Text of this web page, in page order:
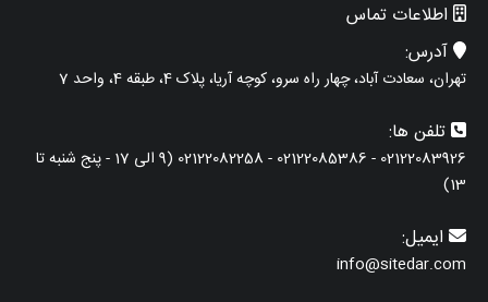
اطلاعات تماس
آدرس:
تهران، سعادت آباد، چهار راه سرو، کوچه آریا، پلاک 4، طبقه 4، واحد 7
تلفن ها:
02122083926 - 02122085386 - 02122082258 (9 الی 17 - پنج شنبه تا
13)
ایمیل:
info@sitedar.com